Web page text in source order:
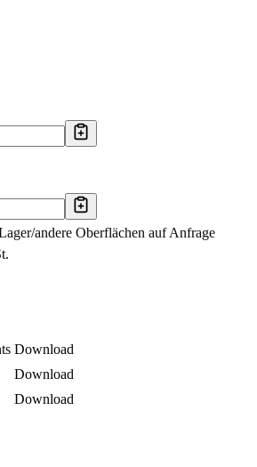
andere Oberflächen auf Anfrage
Download
Download
Download